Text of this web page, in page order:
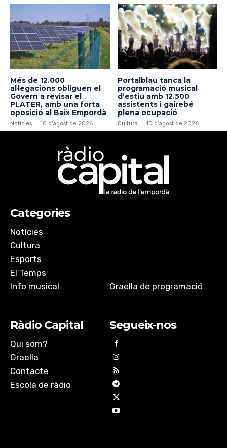
Més de 12.000
al·legacions obliguen el
Govern a revisar el
PLATER, amb una forta
oposició al Baix Empordà
Notícies 10 d'agost de 2026
Portalblau tanca la
programació musical
d’estiu amb 12.500
assistents i gairebé
plena ocupació
Cultura 10 d'agost de 2026
Categories
Notícies
Cultura
Esports
El Temps
Info musical
Graella de programació
Ràdio Capital
Qui som?
Graella
Contacte
Escola de ràdio
Segueix-nos